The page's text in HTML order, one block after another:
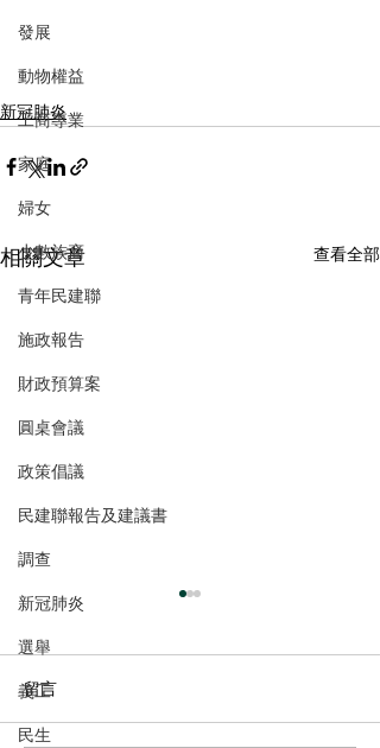
發展
動物權益
工商專業
家庭
婦女
少數族裔
青年民建聯
施政報告
財政預算案
圓桌會議
政策倡議
民建聯報告及建議書
調查
新冠肺炎
選舉
義工
民生
新冠肺炎
相關文章 查看全部
留言